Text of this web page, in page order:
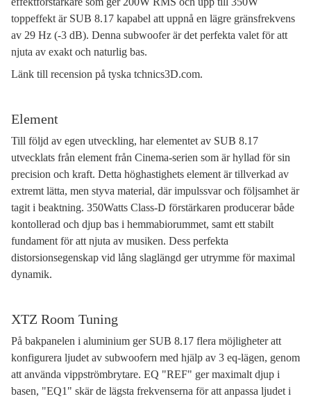
toppeffekt är SUB 8.17 kapabel att uppnå en lägre gränsfrekvens
av 29 Hz (-3 dB). Denna subwoofer är det perfekta valet för att
njuta av exakt och naturlig bas.
Länk till recension på tyska tchnics3D.com.
Element
Till följd av egen utveckling, har elementet av SUB 8.17
utvecklats från element från Cinema-serien som är hyllad för sin
precision och kraft. Detta höghastighets element är tillverkad av
extremt lätta, men styva material, där impulssvar och följsamhet är
tagit i beaktning. 350Watts Class-D förstärkaren producerar både
kontollerad och djup bas i hemmabiorummet, samt ett stabilt
fundament för att njuta av musiken. Dess perfekta
distorsionsegenskap vid lång slaglängd ger utrymme för maximal
dynamik.
XTZ Room Tuning
På bakpanelen i aluminium ger SUB 8.17 flera möjligheter att
konfigurera ljudet av subwoofern med hjälp av 3 eq-lägen, genom
att använda vippströmbrytare. EQ "REF" ger maximalt djup i
basen, "EQ1" skär de lägsta frekvenserna för att anpassa ljudet i